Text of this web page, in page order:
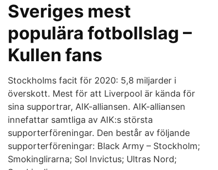
Sveriges mest
populära fotbollslag –
Kullen fans
Stockholms facit för 2020: 5,8 miljarder i
överskott. Mest för att Liverpool är kända för
sina supportrar, AIK-alliansen. AIK-alliansen
innefattar samtliga av AIK:s största
supporterföreningar. Den består av följande
supporterföreningar: Black Army – Stockholm;
Smokinglirarna; Sol Invictus; Ultras Nord;